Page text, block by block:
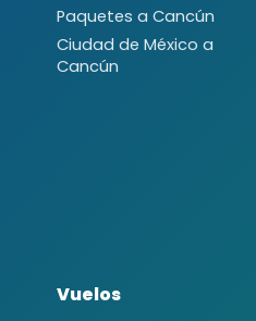
Paquetes a Cancún
Ciudad de México a
Cancún
Vuelos